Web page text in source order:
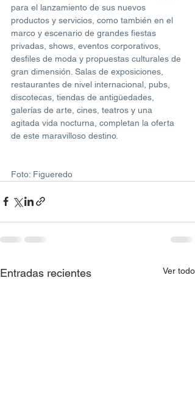
para el lanzamiento de sus nuevos
productos y servicios, como también en el
marco y escenario de grandes fiestas
privadas, shows, eventos corporativos,
desfiles de moda y propuestas culturales de
gran dimensión. Salas de exposiciones,
restaurantes de nivel internacional, pubs,
discotecas, tiendas de antigüedades,
galerías de arte, cines, teatros y una
agitada vida nocturna, completan la oferta
de este maravilloso destino.
Foto: Figueredo
Entradas recientes Ver todo